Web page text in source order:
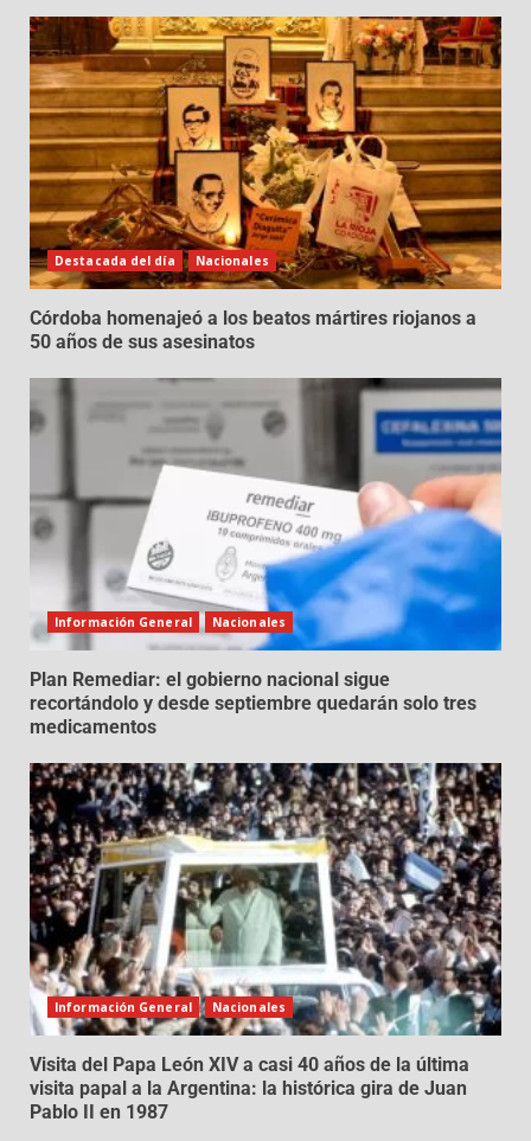
Destacada del día Nacionales
Córdoba homenajeó a los beatos mártires riojanos a
50 años de sus asesinatos
Información General Nacionales
Plan Remediar: el gobierno nacional sigue
recortándolo y desde septiembre quedarán solo tres
medicamentos
Información General Nacionales
Visita del Papa León XIV a casi 40 años de la última
visita papal a la Argentina: la histórica gira de Juan
Pablo II en 1987